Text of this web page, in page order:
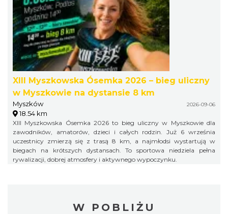
XIII Myszkowska Ósemka 2026 – bieg uliczny
w Myszkowie na dystansie 8 km
Myszków 2026-09-06
18.54 km
XIII Myszkowska Ósemka 2026 to bieg uliczny w Myszkowie dla
zawodników, amatorów, dzieci i całych rodzin. Już 6 września
uczestnicy zmierzą się z trasą 8 km, a najmłodsi wystartują w
biegach na krótszych dystansach. To sportowa niedziela pełna
rywalizacji, dobrej atmosfery i aktywnego wypoczynku.
W POBLIŻU